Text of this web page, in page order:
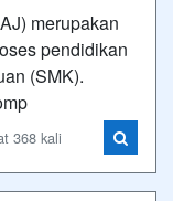
merupakan
pendidikan
(SMK).
368 kali